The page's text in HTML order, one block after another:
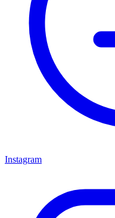
Instagram